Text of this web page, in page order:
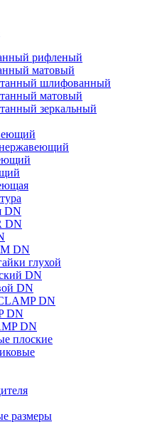
рифленый
матовый
шлифованный
матовый
зеркальный
DN
DN
DN
глухой
DN
DN
DN
DN
DN
плоские
размеры